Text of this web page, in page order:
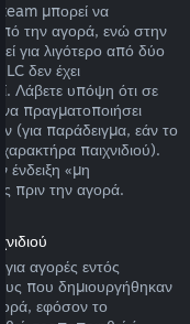
μπορεί να
την αγορά, ενώ στην
για λιγότερο από δύο
δεν έχει
Λάβετε υπόψη ότι σε
να πραγματοποιήσει
(για παράδειγμα, εάν το
παιχνιδιού).
ένδειξη «μη
πριν την αγορά.
αγορές εντός
που δημιουργήθηκαν
εφόσον το